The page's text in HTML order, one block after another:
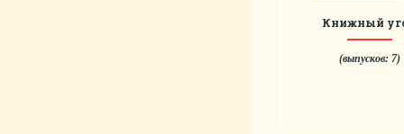
Книжный
(выпусков: 7)